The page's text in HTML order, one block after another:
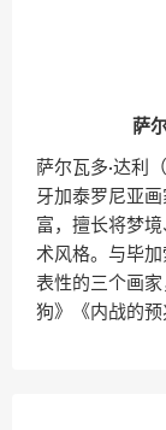
萨
萨尔瓦多·达利
牙加泰罗尼亚
富，擅长将梦
术风格。与毕
表性的三个画
狗》《内战的预